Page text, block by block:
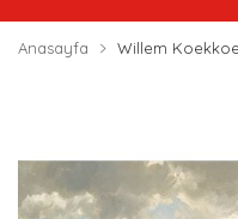
Anasayfa Willem